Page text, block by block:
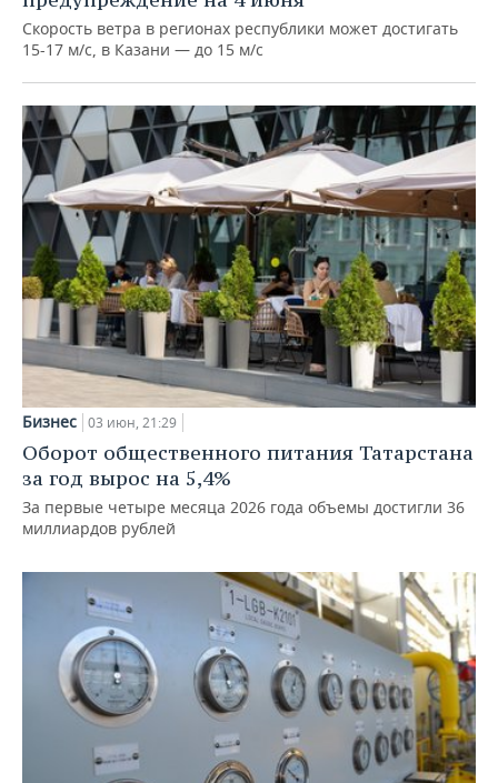
Скорость ветра в регионах республики может достигать
15-17 м/с, в Казани — до 15 м/с
Бизнес 03 июн, 21:29
Оборот общественного питания Татарстана
за год вырос на 5,4%
За первые четыре месяца 2026 года объемы достигли 36
миллиардов рублей